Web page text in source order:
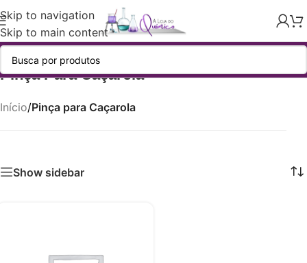
Skip to navigation
Skip to main content
Pinça Para Caçarola
Início/Pinça para Caçarola
Show sidebar